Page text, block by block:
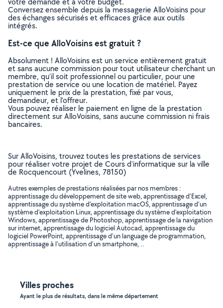
Conversez ensemble depuis la messagerie AlloVoisins pour
des échanges sécurisés et efficaces grâce aux outils
intégrés.
Est-ce que AlloVoisins est gratuit ?
Absolument ! AlloVoisins est un service entièrement gratuit
et sans aucune commission pour tout utilisateur cherchant un
membre, qu’il soit professionnel ou particulier, pour une
prestation de service ou une location de matériel. Payez
uniquement le prix de la prestation, fixé par vous,
demandeur, et l’offreur.
Vous pouvez réaliser le paiement en ligne de la prestation
directement sur AlloVoisins, sans aucune commission ni frais
bancaires.
Sur AlloVoisins, trouvez toutes les prestations de services
pour réaliser votre projet de Cours d'informatique sur la ville
de Rocquencourt (Yvelines, 78150)
Autres exemples de prestations réalisées par nos membres :
apprentissage du développement de site web, apprentissage d'Excel,
apprentissage du système d'exploitation macOS, apprentissage d'un
système d'exploitation Linux, apprentissage du système d'exploitation
Windows, apprentissage de Photoshop, apprentissage de la navigation
sur internet, apprentissage du logiciel Autocad, apprentissage du
logiciel PowerPoint, apprentissage d'un language de programmation,
apprentissage à l'utilisation d'un smartphone, ..
Villes proches
Ayant le plus de résultats, dans le même département